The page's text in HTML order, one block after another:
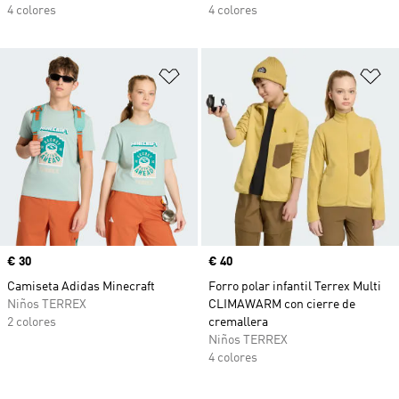
4 colores 4 colores
Añadir a la lista de deseos
Precio
€ 30
Camiseta Adidas Minecraft
Niños TERREX
2 colores
Precio
€ 40
Forro polar infantil Terrex Multi
CLIMAWARM con cierre de
cremallera
Niños TERREX
4 colores